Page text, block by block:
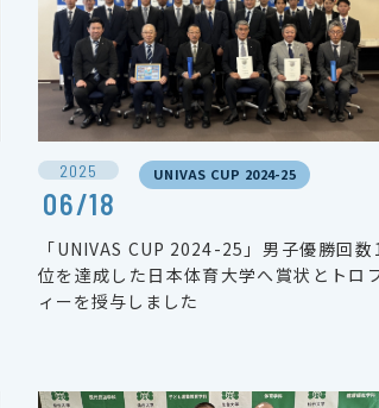
2025
06/18
UNIVAS CUP 2024-25
「UNIVAS CUP 2024-25」男子優勝回数
位を達成した日本体育大学へ賞状とトロ
ィーを授与しました